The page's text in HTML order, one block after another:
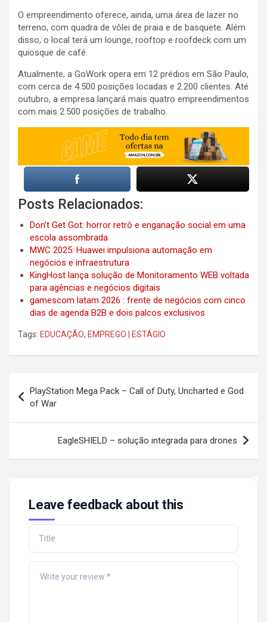
O empreendimento oferece, ainda, uma área de lazer no
terreno, com quadra de vôlei de praia e de basquete. Além
disso, o local terá um lounge, rooftop e roofdeck com um
quiosque de café.
Atualmente, a GoWork opera em 12 prédios em São Paulo,
com cerca de 4.500 posições locadas e 2.200 clientes. Até
outubro, a empresa lançará mais quatro empreendimentos
com mais 2.500 posições de trabalho.
Posts Relacionados:
Don’t Get Got: horror retrô e enganação social em uma
escola assombrada
MWC 2025: Huawei impulsiona automação em
negócios e infraestrutura
KingHost lança solução de Monitoramento WEB voltada
para agências e negócios digitais
gamescom latam 2026 : frente de negócios com cinco
dias de agenda B2B e dois palcos exclusivos
Tags: EDUCAÇÃO, EMPREGO | ESTÁGIO
navigation
PlayStation Mega Pack – Call of Duty, Uncharted e God
of War
EagleSHIELD – solução integrada para drones
Leave feedback about this